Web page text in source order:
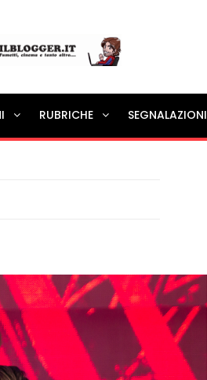
Il portalino di blog |
RUBRICHE SEGNALAZIONI